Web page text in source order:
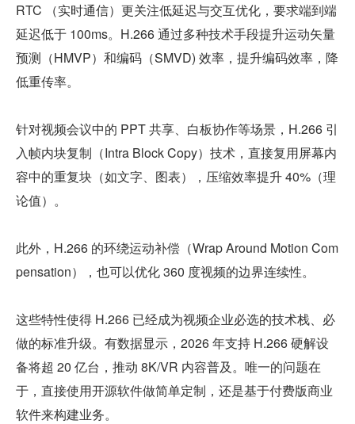
RTC （实时通信）更关注低延迟与交互优化，要求端到端
延迟低于 100ms。H.266 通过多种技术手段提升运动矢量
预测（HMVP）和编码（SMVD) 效率，提升编码效率，降
低重传率。
针对视频会议中的 PPT 共享、白板协作等场景，H.266 引
入帧内块复制（Intra Block Copy）技术，直接复用屏幕内
容中的重复块（如文字、图表），压缩效率提升 40%（理
论值）。
此外，H.266 的环绕运动补偿（Wrap Around Motion Com
pensation），也可以优化 360 度视频的边界连续性。
这些特性使得 H.266 已经成为视频企业必选的技术栈、必
做的标准升级。有数据显示，2026 年支持 H.266 硬解设
备将超 20 亿台，推动 8K/VR 内容普及。唯一的问题在
于，直接使用开源软件做简单定制，还是基于付费版商业
软件来构建业务。